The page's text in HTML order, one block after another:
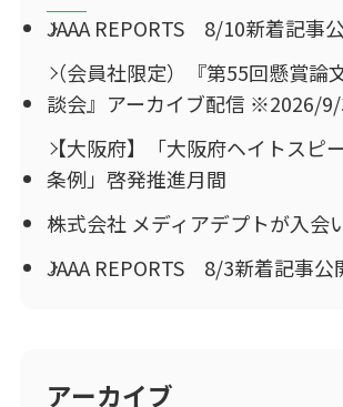
JAAA REPORTS 8/10新着記事
（会員社限定）『第55回懸賞論
談会』アーカイブ配信 ※2026/
【大阪府】「大阪府ヘイトスピ
条例」啓発推進月間
株式会社 メディアデプトが入会
JAAA REPORTS 8/3新着記事公
アーカイブ